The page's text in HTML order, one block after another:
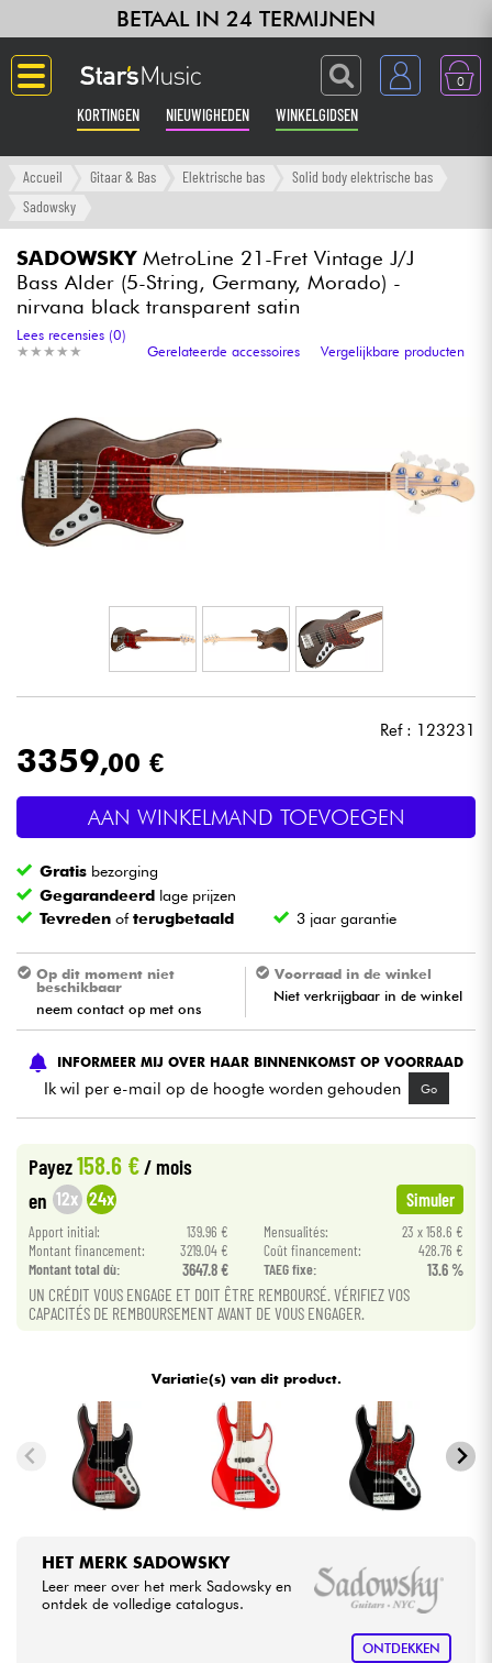
BETAAL IN 24 TERMIJNEN
0
KORTINGEN NIEUWIGHEDEN WINKELGIDSEN
Langue
Versterker & Effecten
Toetsenbord & Piano
Home-studio
Hoofdtelefoon
Licht
Drums & percussie
Blaasinstrument
Viool & Quatuor
Kinderen
HiFi
Sets
Accueil Gitaar & Bas Elektrische bas
Solid body elektrische bas
Sadowsky
SADOWSKYMetroLine 21-Fret Vintage J/J
Bass Alder (5-String, Germany, Morado) -
nirvana black transparent satin
★ ★ ★ ★ ★
★ ★ ★ ★ ★
Lees recensies (0)
Gerelateerde accessoires
Vergelijkbare producten
Ref : 123231
3359,00 €
AAN WINKELMAND TOEVOEGEN
Gratis bezorging
Gegarandeerd lage prijzen
Tevreden ofterugbetaald 3 jaar garantie
Op dit moment niet
beschikbaar
neem contact op met ons
Voorraad in de winkel
Niet verkrijgbaar in de winkel
INFORMEER MIJ OVER HAAR BINNENKOMST OP VOORRAAD
Ik wil per e-mail op de hoogte worden gehouden Go
Payez158.6 € / mois
en 12x 24x Simuler
Apport initial: 139.96 € Mensualités:
23 x 158.6 €
Montant financement:
3219.04 € Coût financement:
428.76 €
Montant total dù:
3647.8 € TAEG fixe: 13.6 %
UN CRÉDIT VOUS ENGAGE ET DOIT ÊTRE REMBOURSÉ. VÉRIFIEZ VOS
CAPACITÉS DE REMBOURSEMENT AVANT DE VOUS ENGAGER.
Variatie(s) van dit product.
HET MERK SADOWSKY
Leer meer over het merk Sadowsky en
ontdek de volledige catalogus.
ONTDEKKEN